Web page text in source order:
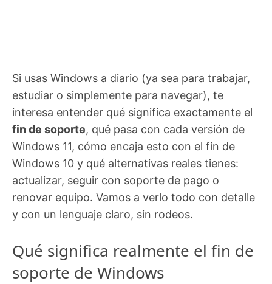
Si usas Windows a diario (ya sea para trabajar,
estudiar o simplemente para navegar), te
interesa entender qué significa exactamente el
fin de soporte, qué pasa con cada versión de
Windows 11, cómo encaja esto con el fin de
Windows 10 y qué alternativas reales tienes:
actualizar, seguir con soporte de pago o
renovar equipo. Vamos a verlo todo con detalle
y con un lenguaje claro, sin rodeos.
Qué significa realmente el fin de
soporte de Windows